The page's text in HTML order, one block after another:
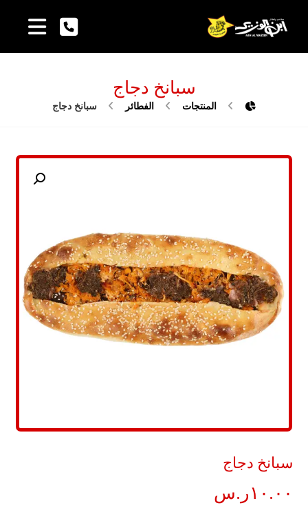
سبانخ دجاج
المنتجات الفطائر سبانخ دجاج
سبانخ دجاج
١٠.٠٠ر.س